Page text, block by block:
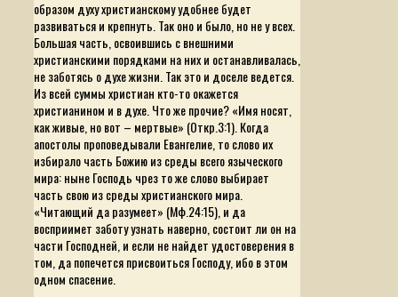
образом духу христианскому удобнее будет
развиваться и крепнуть. Так оно и было, но не у всех.
Большая часть, освоившись с внешними
христианскими порядками на них и останавливалась,
не заботясь о духе жизни. Так это и доселе ведется.
Из всей суммы христиан кто-то окажется
христианином и в духе. Что же прочие? «Имя носят,
как живые, но вот – мертвые» (Откр.3:1). Когда
апостолы проповедывали Евангелие, то слово их
избирало часть Божию из среды всего языческого
мира: ныне Господь чрез то же слово выбирает
часть свою из среды христианского мира.
«Читающий да разумеет» (Мф.24:15), и да
восприимет заботу узнать наверно, состоит ли он на
части Господней, и если не найдет удостоверения в
том, да попечется присвоиться Господу, ибо в этом
одном спасение.